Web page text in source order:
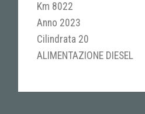
Km 8022
Anno 2023
Cilindrata 20
ALIMENTAZIONE DIESEL